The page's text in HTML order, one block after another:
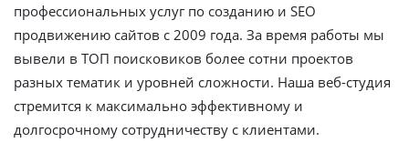
профессиональных услуг по созданию и SEO
продвижению сайтов с 2009 года. За время работы мы
вывели в ТОП поисковиков более сотни проектов
разных тематик и уровней сложности. Наша веб-студия
стремится к максимально эффективному и
долгосрочному сотрудничеству с клиентами.